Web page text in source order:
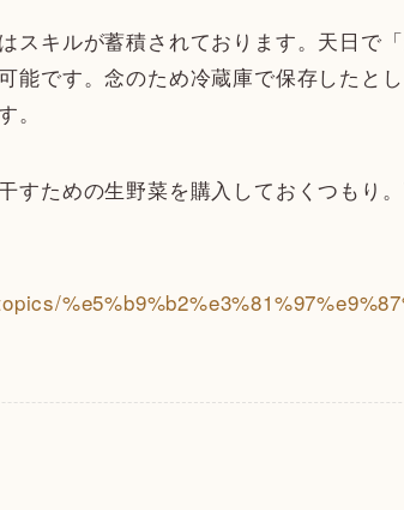
スキルが蓄積されております。天日で
能です。念のため冷蔵庫で保存したと
。
すための生野菜を購入しておくつもり